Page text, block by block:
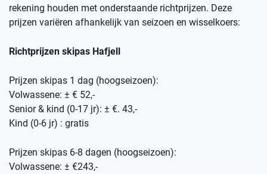
rekening houden met onderstaande richtprijzen. Deze
prijzen variëren afhankelijk van seizoen en wisselkoers:
Richtprijzen skipas Hafjell
Prijzen skipas 1 dag (hoogseizoen):
Volwassene: ± € 52,-
Senior & kind (0-17 jr): ± €. 43,-
Kind (0-6 jr) : gratis
Prijzen skipas 6-8 dagen (hoogseizoen):
Volwassene: ± €243,-